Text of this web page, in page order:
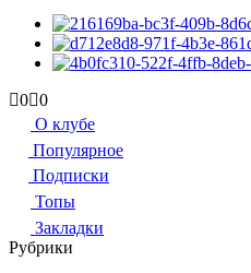
Голосуйте
палец
вниз.
0 Голосуйте
-
палец
вверх.
0
О клубе
Популярное
Подписки
Топы
Закладки
Рубрики